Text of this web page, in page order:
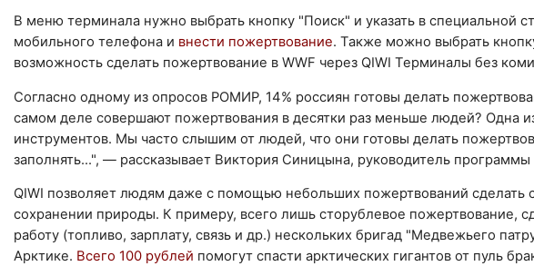
В меню терминала нужно выбрать кнопку "Поиск" и указать в специальной
мобильного телефона и внести пожертвование. Также можно выбрать
возможность сделать пожертвование в WWF через QIWI Терминалы без
Согласно одному из опросов РОМИР, 14% россиян готовы делать
самом деле совершают пожертвования в десятки раз меньше людей? Одна
инструментов. Мы часто слышим от людей, что они готовы делать
заполнять...", — рассказывает Виктория Синицына, руководитель
QIWI позволяет людям даже с помощью небольших пожертвований сделать
сохранении природы. К примеру, всего лишь сторублевое пожертвование,
работу (топливо, зарплату, связь и др.) нескольких бригад "Медвежьего
Арктике. Всего 100 рублей помогут спасти арктических гигантов от пуль